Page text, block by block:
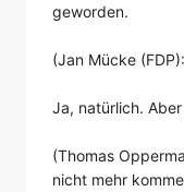
geworden.
(Jan Mücke
Ja, natürlich.
(Thomas
nicht mehr